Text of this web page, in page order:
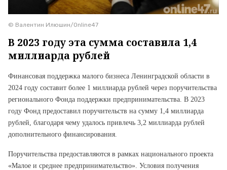
© Валентин Илюшин/Online47
В 2023 году эта сумма составила 1,4
миллиарда рублей
Финансовая поддержка малого бизнеса Ленинградской области в
2024 году составит более 1 миллиарда рублей через поручительства
регионального Фонда поддержки предпринимательства. В 2023
году Фонд предоставил поручительств на сумму 1,4 миллиарда
рублей, благодаря чему удалось привлечь 3,2 миллиарда рублей
дополнительного финансирования.
Поручительства предоставляются в рамках национального проекта
«Малое и среднее предпринимательство». Условия получения